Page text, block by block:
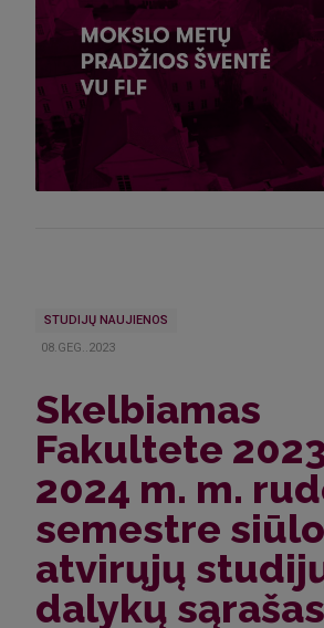
STUDIJŲ NAUJIENOS
08.GEG..2023
Skelbiamas
Fakultete
2024 m. m.
semestre
atvirųjų
dalykų sąrašas